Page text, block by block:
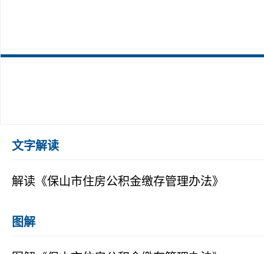
文字解读
解读《保山市住房公积金缴存管理办法》
图解